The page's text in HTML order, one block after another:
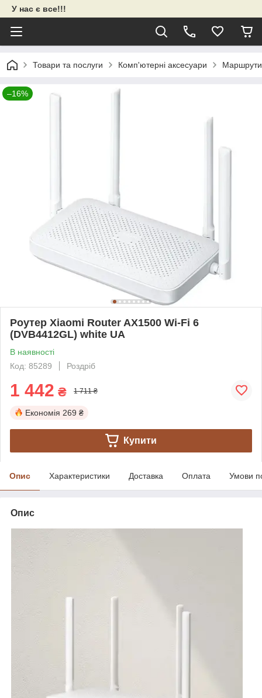
У нас є все!!!
Товари та послуги Комп'ютерні аксесуари
–16%
Роутер Xiaomi Router AX1500 Wi-Fi 6
(DVB4412GL) white UA
В наявності
Код: 85289
Роздріб
1 442 ₴ 1 711 ₴
Економія 269 ₴
Купити
Опис Характеристики Доставка Оплата Умови
Опис